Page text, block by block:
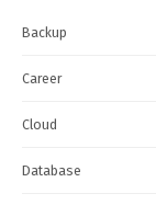
Backup
Career
Cloud
Database